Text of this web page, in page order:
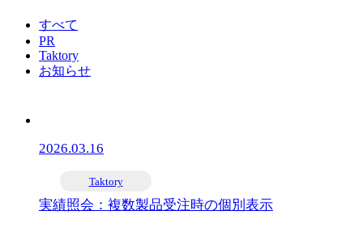
すべて
PR
Taktory
お知らせ
2026.03.16
Taktory
実績照会：複数製品受注時の個別表示